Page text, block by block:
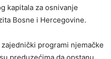
kapitala za osnivanje
Bosne i Hercegovine.
programi njemačke
preduzećima da opstanu,